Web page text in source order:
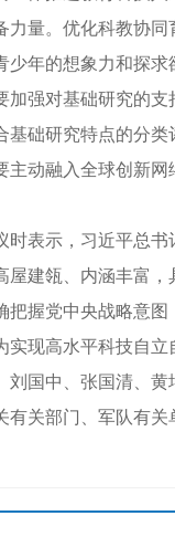
力量。优化科教协
少年的想象力和探求
对基础研究的支
基础研究特点的分
融入全球创新网
示，习近平总书
屋建瓴、内涵丰富
把握党中央战略意
实现高水平科技自立
国中、张国清、黄
部门、军队有关单